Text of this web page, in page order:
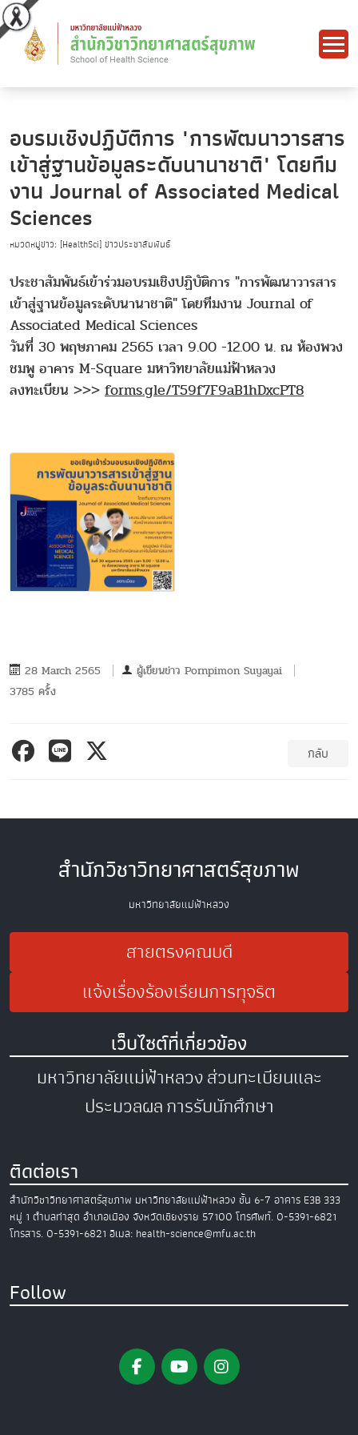
อบรมเชิงปฏิบัติการ "การพัฒนาวารสาร
เข้าสู่ฐานข้อมูลระดับนานาชาติ" โดยทีม
งาน Journal of Associated Medical
Sciences
หมวดหมู่ข่าว: [HealthSci] ข่าวประชาสัมพันธ์
ประชาสัมพันธ์เข้าร่วมอบรมเชิงปฏิบัติการ "การพัฒนาวารสาร
เข้าสู่ฐานข้อมูลระดับนานาชาติ" โดยทีมงาน Journal of
Associated Medical Sciences
วันที่ 30 พฤษภาคม 2565 เวลา 9.00 -12.00 น. ณ ห้องพวง
ชมพู อาคาร M-Square มหาวิทยาลัยแม่ฟ้าหลวง
ลงทะเบียน >>> forms.gle/T59f7F9aB1hDxcPT8
28 March 2565 ผู้เขียนข่าว Pornpimon Suyayai
3785 ครั้ง
กลับ
สำนักวิชาวิทยาศาสตร์สุขภาพ
มหาวิทยาลัยแม่ฟ้าหลวง
สายตรงคณบดี
แจ้งเรื่องร้องเรียนการทุจริต
เว็บไซต์ที่เกี่ยวข้อง
มหาวิทยาลัยแม่ฟ้าหลวงส่วนทะเบียนและ
ประมวลผลการรับนักศึกษา
ติดต่อเรา
สำนักวิชาวิทยาศาสตร์สุขภาพ มหาวิทยาลัยแม่ฟ้าหลวง ชั้น 6-7 อาคาร E3B 333
หมู่ 1 ตำบลท่าสุด อำเภอเมือง จังหวัดเชียงราย 57100 โทรศัพท์. 0-5391-6821
โทรสาร. 0-5391-6821 อีเมล: health-science@mfu.ac.th
Follow